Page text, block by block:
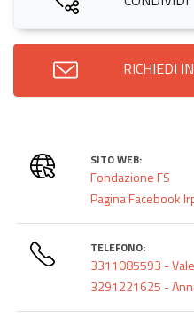
RICHIEDI
SITO WEB:
Fondazione FS
Pagina Facebook
TELEFONO:
3311085593 -
3291221625 -